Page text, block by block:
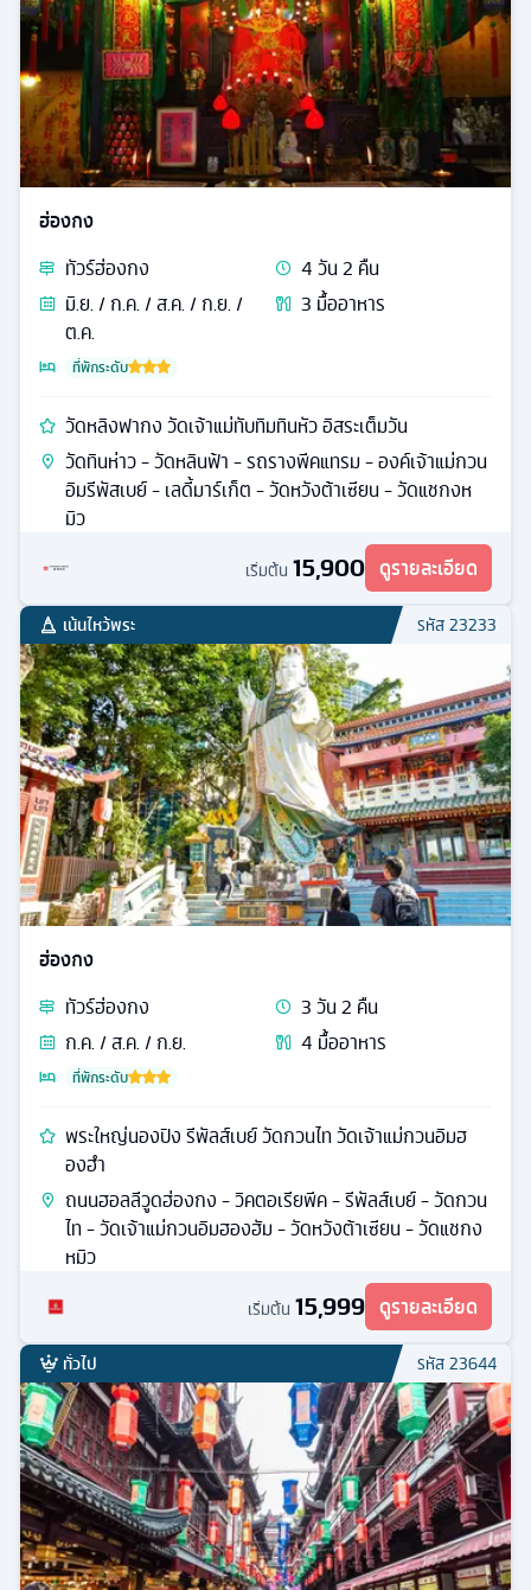
ฮ่องกง
ทัวร์ฮ่องกง 4วัน2 คืน
มิ.ย. / ก.ค. / ส.ค. / ก.ย. /
ต.ค.
3 มื้ออาหาร
ที่พักระดับ
วัดหลิงฟากง วัดเจ้าแม่ทับทิมทินหัว อิสระเต็มวัน
วัดทินห่าว - วัดหลินฟ้า - รถรางพีคแทรม - องค์เจ้าแม่กวน
อิมรีพัสเบย์ - เลดี้มาร์เก็ต - วัดหวังต้าเซียน - วัดแชกงห
มิว
เริ่มต้น 15,900 ดูรายละเอียด
เน้นไหว้พระ รหัส23233
ฮ่องกง
ทัวร์ฮ่องกง 3วัน2 คืน
ก.ค. / ส.ค. / ก.ย.
4 มื้ออาหาร
ที่พักระดับ
พระใหญ่นองปิง รีพัลส์เบย์ วัดกวนไท วัดเจ้าแม่กวนอิมฮ
องฮำ
ถนนฮอลลีวูดฮ่องกง - วิคตอเรียพีค - รีพัลส์เบย์ - วัดกวน
ไท - วัดเจ้าแม่กวนอิมฮองฮัม - วัดหวังต้าเซียน - วัดแชกง
หมิว
เริ่มต้น 15,999 ดูรายละเอียด
ทั่วไป รหัส23644